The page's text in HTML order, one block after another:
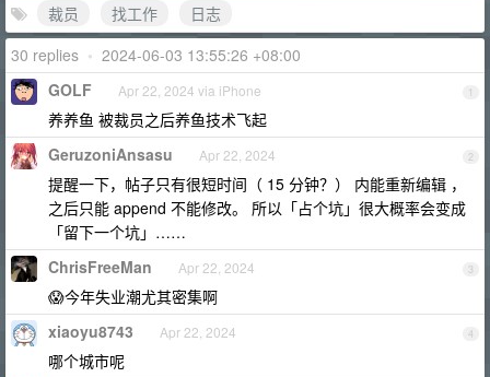
裁员
找工作
日志
30 replies • 2024-06-03 13:55:26 +08:00
1
GOLF Apr 22, 2024 via iPhone
养养鱼 被裁员之后养鱼技术飞起
2
GeruzoniAnsasu Apr 22, 2024
提醒一下，帖子只有很短时间（ 15 分钟？） 内能重新编辑 ，
之后只能 append 不能修改。 所以「占个坑」很大概率会变成
「留下一个坑」……
3
ChrisFreeMan Apr 22, 2024
😱今年失业潮尤其密集啊
4
xiaoyu8743 Apr 22, 2024
哪个城市呢